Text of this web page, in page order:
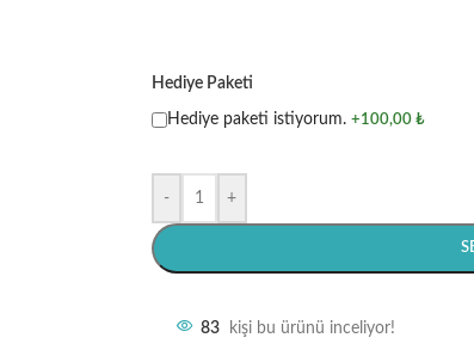
Hediye Paketi
Hediye paketi istiyorum. +100,00 ₺
- +
83 kişi bu ürünü inceliyor!